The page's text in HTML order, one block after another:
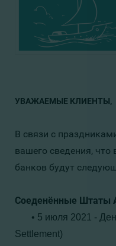
УВАЖАЕМЫЕ КЛИЕНТЫ,
В связи с
вашего сведения, что
банков будут
Соеденённые Штаты
• 5 июля 2021 -
Settlement)